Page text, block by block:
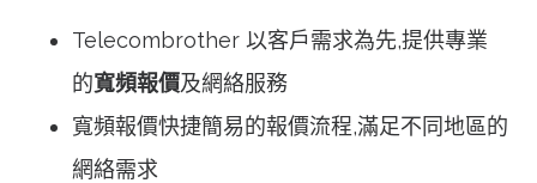
Telecombrother 以客戶需求為先,提供專業
的寬頻報價及網絡服務
寬頻報價快捷簡易的報價流程,滿足不同地區的
網絡需求